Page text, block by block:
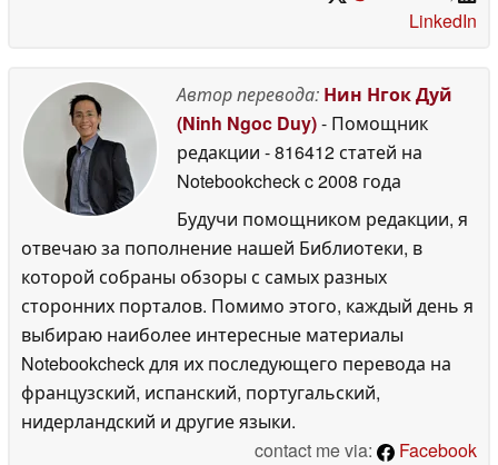
LinkedIn
Автор перевода: Нин Нгок Дуй
(Ninh Ngoc Duy)- Помощник
редакции - 816412 статей на
Notebookcheckc 2008 года
Будучи помощником редакции, я
отвечаю за пополнение нашей Библиотеки, в
которой собраны обзоры с самых разных
сторонних порталов. Помимо этого, каждый день я
выбираю наиболее интересные материалы
Notebookcheck для их последующего перевода на
французский, испанский, португальский,
нидерландский и другие языки.
contact me via:
Facebook